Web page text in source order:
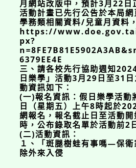
月網站改版中，預計3月22日
活動計畫已先行公告於本局
學務類相關資料/兒童月資料
https://
px?
6379EE4E
三、請各校先行協助週知
日樂學」活動3月29日至31
動資訊如下：
(一)報名資訊：假日樂學活
日（星期五）上午8時起於
網報名，報名截止日至活動
時，公布錄取名單於活動前2
(二)活動資訊：
１、「斑腿樹蛙有事嗎—保
除外來入侵